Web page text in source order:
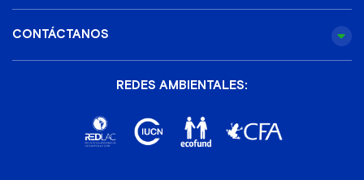
CONTÁCTANOS
REDES AMBIENTALES: